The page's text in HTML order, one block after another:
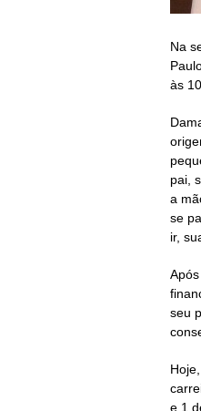
Na
às
pai,
a
se
ir,
seu
e 1